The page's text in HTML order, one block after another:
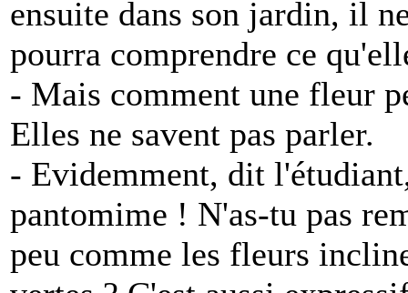
ensuite dans son jardin, il
pourra comprendre ce
- Mais comment une fleur
Elles ne savent pas parler.
- Evidemment, dit
pantomime ! N'as-tu pas
peu comme les fleurs